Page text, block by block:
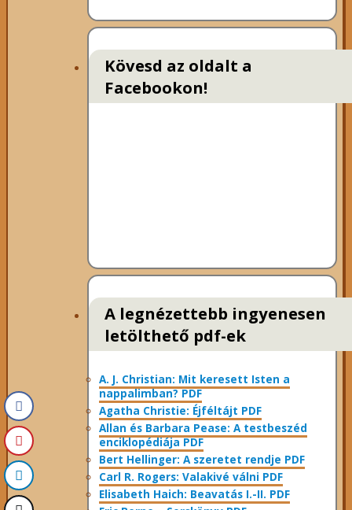
Kövesd az oldalt a
Facebookon!
A legnézettebb ingyenesen
letölthető pdf-ek
A. J. Christian: Mit keresett Isten a
nappalimban? PDF
Agatha Christie: Éjféltájt PDF
Allan és Barbara Pease: A testbeszéd
enciklopédiája PDF
Bert Hellinger: A ​szeretet rendje PDF
Carl R. Rogers: Valakivé válni PDF
Elisabeth Haich: Beavatás I.-II. PDF